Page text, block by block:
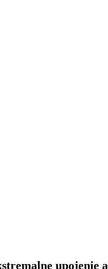
upojenie